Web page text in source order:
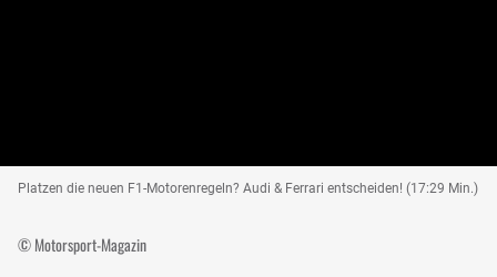
Platzen die neuen F1-Motorenregeln? Audi & Ferrari entscheiden! (17:29 Min.)
© Motorsport-Magazin